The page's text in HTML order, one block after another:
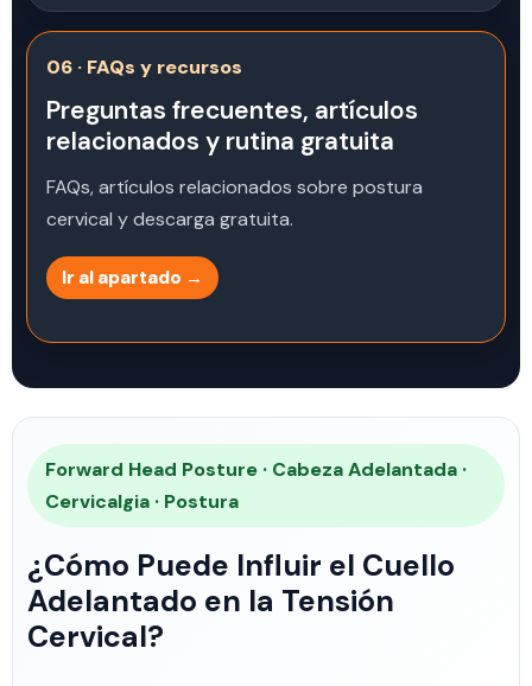
06 · FAQs y recursos
Preguntas frecuentes, artículos
relacionados y rutina gratuita
FAQs, artículos relacionados sobre postura
cervical y descarga gratuita.
Ir al apartado →
Forward Head Posture · Cabeza Adelantada ·
Cervicalgia · Postura
¿Cómo Puede Influir el Cuello
Adelantado en la Tensión
Cervical?